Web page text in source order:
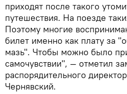
приходят после такого
путешествия. На поезде
Поэтому многие
билет именно как плату за
мазь". Чтобы можно было
самочувствии", — отметил
распорядительного
Чернявский.